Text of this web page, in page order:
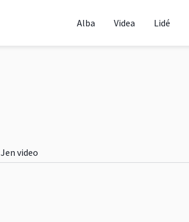
Alba Videa Lidé
Jen video